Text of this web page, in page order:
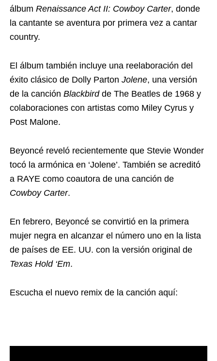
álbum Renaissance Act II: Cowboy Carter, donde
la cantante se aventura por primera vez a cantar
country.
El álbum también incluye una reelaboración del
éxito clásico de Dolly Parton Jolene, una versión
de la canción Blackbirdde The Beatles de 1968 y
colaboraciones con artistas como Miley Cyrus y
Post Malone.
Beyoncé reveló recientemente que Stevie Wonder
tocó la armónica en ‘Jolene’. También se acreditó
a RAYE como coautora de una canción de
Cowboy Carter.
En febrero, Beyoncé se convirtió en la primera
mujer negra en alcanzar el número uno en la lista
de países de EE. UU. con la versión original de
Texas Hold ‘Em.
Escucha el nuevo remix de la canción aquí: